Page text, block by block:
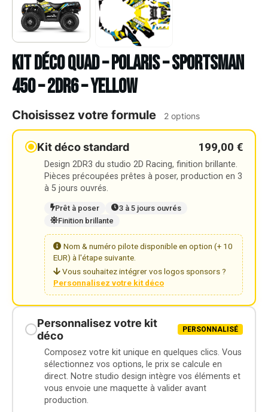
Kit déco Quad – POLARIS – SPORTSMAN
450 – 2DR6 – YELLOW
Choisissez votre formule 2 options
Kit déco standard 199,00 €
Design 2DR3 du studio 2D Racing, finition brillante.
Pièces précoupées prêtes à poser, production en 3
à 5 jours ouvrés.
Prêt à poser
3 à 5 jours ouvrés
Finition brillante
Nom & numéro pilote disponible en option (+ 10
EUR) à l'étape suivante.
Vous souhaitez intégrer vos logos sponsors ?
Personnalisez votre kit déco
Personnalisez votre kit
déco
PERSONNALISÉ
Composez votre kit unique en quelques clics. Vous
sélectionnez vos options, le prix se calcule en
direct. Notre studio design intègre vos éléments et
vous envoie une maquette à valider avant
production.